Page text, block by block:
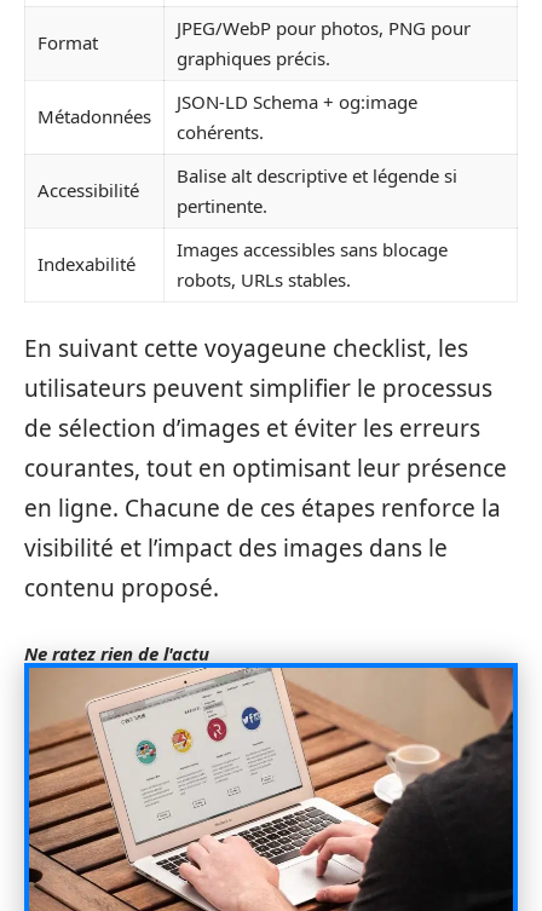
Format
JPEG/WebP pour photos, PNG pour
graphiques précis.
Métadonnées
JSON-LD Schema + og:image
cohérents.
Accessibilité
Balise alt descriptive et légende si
pertinente.
Indexabilité
Images accessibles sans blocage
robots, URLs stables.
En suivant cette voyageune checklist, les
utilisateurs peuvent simplifier le processus
de sélection d’images et éviter les erreurs
courantes, tout en optimisant leur présence
en ligne. Chacune de ces étapes renforce la
visibilité et l’impact des images dans le
contenu proposé.
Ne ratez rien de l'actu